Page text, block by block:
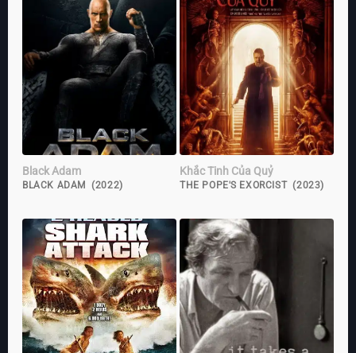
Black Adam
BLACK ADAM (2022)
Khắc Tinh Của Quỷ
THE POPE'S EXORCIST (2023)